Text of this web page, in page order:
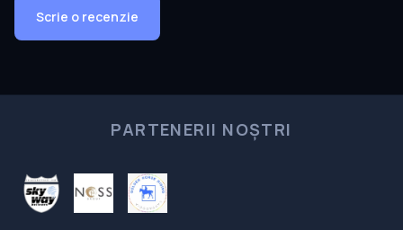
Scrie o recenzie
PARTENERII NOȘTRI